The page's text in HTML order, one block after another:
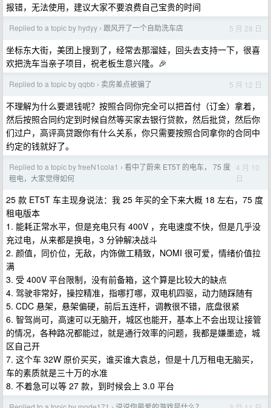
报错，无法使用，建议大家不要浪费自己宝贵的时间
Replied to a topic by hydyy › 跟风开了一个自助洗车店 5 月 28 日
坐标东大街，美团上搜到了，经常去那溜娃，回头去支持一下，很喜
欢把洗车当亲子项目，祝老板生意兴隆。🎉
Replied to a topic by qqbb › 卖房差点被骗了 5 月 12 日
不理解为什么要退钱呢？按照合同你完全可以把首付（订金）拿着，
然后按照合同约定到时候自然等买家去银行贷款，然后批贷，然后你
们过户，高评高贷跟你有什么关系，你只需要按照合同拿你的合同中
约定的钱就好了。
Replied to a topic by freeN1cola1 › 看中了蔚来 ET5T 的电车， 75 度
租电，大家觉得如何
4 月 10
日
25 款 ET5T 车主现身说法：我 25 年买的全下来大概 18 左右，75 度
租电版本
1. 能耗正常水平，但是充电只有 400V ，充电速度不快，但是几乎没
充过电，从来都是换电，3 分钟解决战斗
2. 颜值，同价位，无敌，内饰做工精致，NOMI 很可爱，情绪价值拉
满
3. 受 400V 平台限制，没有前备箱，这个算是比较大的缺点
4. 驾驶非常好，操控精准，指哪打哪，双电机四驱，动力随踩随有
5. CDC 悬架，悬架偏硬，前后五连杆，调教很不错，底盘很紧
6. 智驾尚可，高速可以无脑开，城区也能开，基本上不会出现让接管
的情况，各种路况都能过，就是通行效率的问题，我都是嫌墨迹，城
区自己开
7. 这个车 32W 原价买买，谁买谁大袁总，但是十几万租电无脑买，
车的素质就是三十万的水准
8. 不着急可以等 27 款，到时候会上 3.0 平台